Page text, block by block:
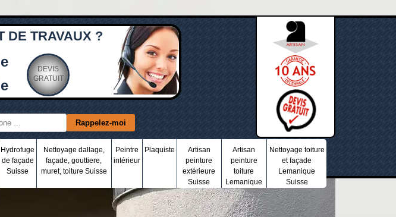
DE TRAVAUX ?
DEVIS
GRATUIT
Hydrofuge
de façade
Suisse
Nettoyage dallage,
façade, gouttiere,
muret, toiture Suisse
Peintre
intérieur
Plaquiste
Artisan
peinture
extérieure
Suisse
Artisan
peinture
toiture
Lemanique
Nettoyage toiture
et façade
Lemanique
Suisse